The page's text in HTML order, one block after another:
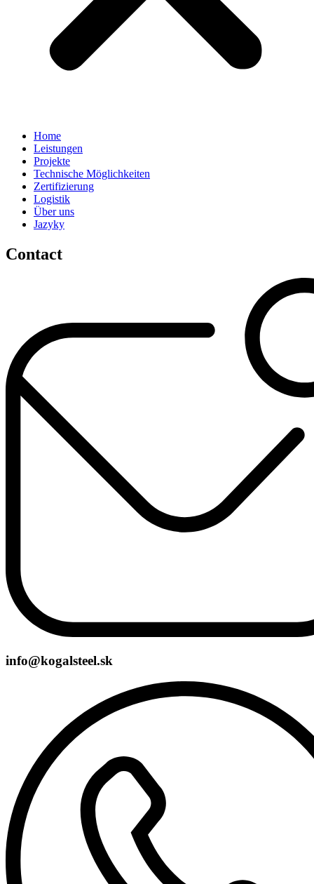
Home
Leistungen
Projekte
Technische Möglichkeiten
Zertifizierung
Logistik
Über uns
Jazyky
Contact
info@kogalsteel.sk